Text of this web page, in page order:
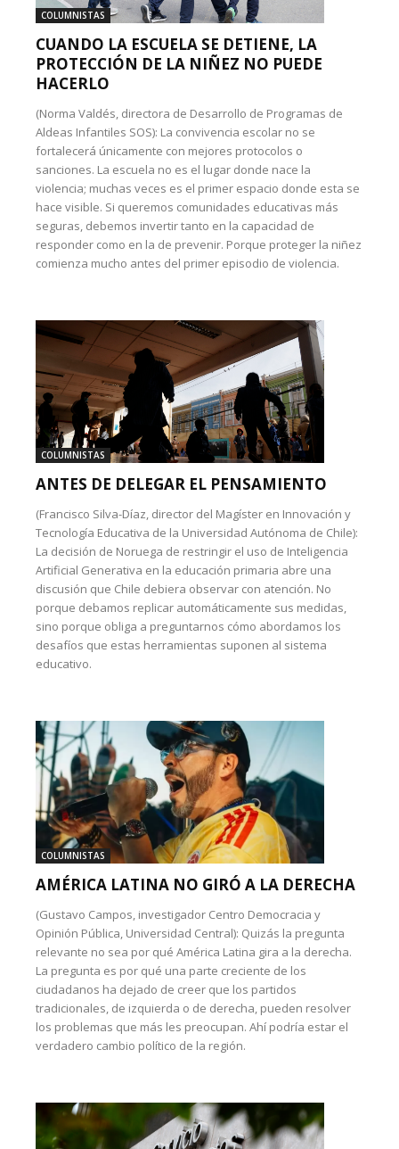
COLUMNISTAS
CUANDO LA ESCUELA SE DETIENE, LA
PROTECCIÓN DE LA NIÑEZ NO PUEDE
HACERLO
(Norma Valdés, directora de Desarrollo de Programas de
Aldeas Infantiles SOS): La convivencia escolar no se
fortalecerá únicamente con mejores protocolos o
sanciones. La escuela no es el lugar donde nace la
violencia; muchas veces es el primer espacio donde esta se
hace visible. Si queremos comunidades educativas más
seguras, debemos invertir tanto en la capacidad de
responder como en la de prevenir. Porque proteger la niñez
comienza mucho antes del primer episodio de violencia.
COLUMNISTAS
ANTES DE DELEGAR EL PENSAMIENTO
(Francisco Silva-Díaz, director del Magíster en Innovación y
Tecnología Educativa de la Universidad Autónoma de Chile):
La decisión de Noruega de restringir el uso de Inteligencia
Artificial Generativa en la educación primaria abre una
discusión que Chile debiera observar con atención. No
porque debamos replicar automáticamente sus medidas,
sino porque obliga a preguntarnos cómo abordamos los
desafíos que estas herramientas suponen al sistema
educativo.
COLUMNISTAS
AMÉRICA LATINA NO GIRÓ A LA DERECHA
(Gustavo Campos, investigador Centro Democracia y
Opinión Pública, Universidad Central): Quizás la pregunta
relevante no sea por qué América Latina gira a la derecha.
La pregunta es por qué una parte creciente de los
ciudadanos ha dejado de creer que los partidos
tradicionales, de izquierda o de derecha, pueden resolver
los problemas que más les preocupan. Ahí podría estar el
verdadero cambio político de la región.